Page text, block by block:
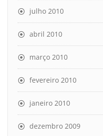
julho 2010
abril 2010
março 2010
fevereiro 2010
janeiro 2010
dezembro 2009